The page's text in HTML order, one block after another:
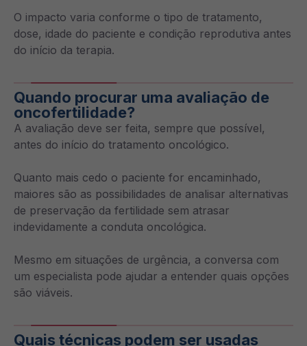
O impacto varia conforme o tipo de tratamento,
dose, idade do paciente e condição reprodutiva antes
do início da terapia.
Quando procurar uma avaliação de
oncofertilidade?
A avaliação deve ser feita, sempre que possível,
antes do início do tratamento oncológico.
Quanto mais cedo o paciente for encaminhado,
maiores são as possibilidades de analisar alternativas
de preservação da fertilidade sem atrasar
indevidamente a conduta oncológica.
Mesmo em situações de urgência, a conversa com
um especialista pode ajudar a entender quais opções
são viáveis.
Quais técnicas podem ser usadas